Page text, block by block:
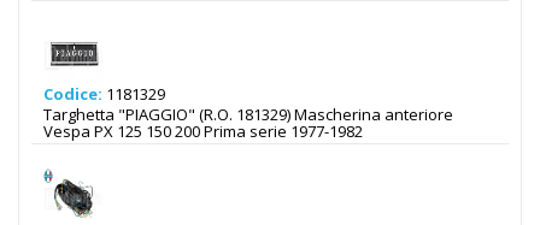
Codice: 1181329
Targhetta "PIAGGIO" (R.O. 181329) Mascherina anteriore
Vespa PX 125 150 200 Prima serie 1977-1982